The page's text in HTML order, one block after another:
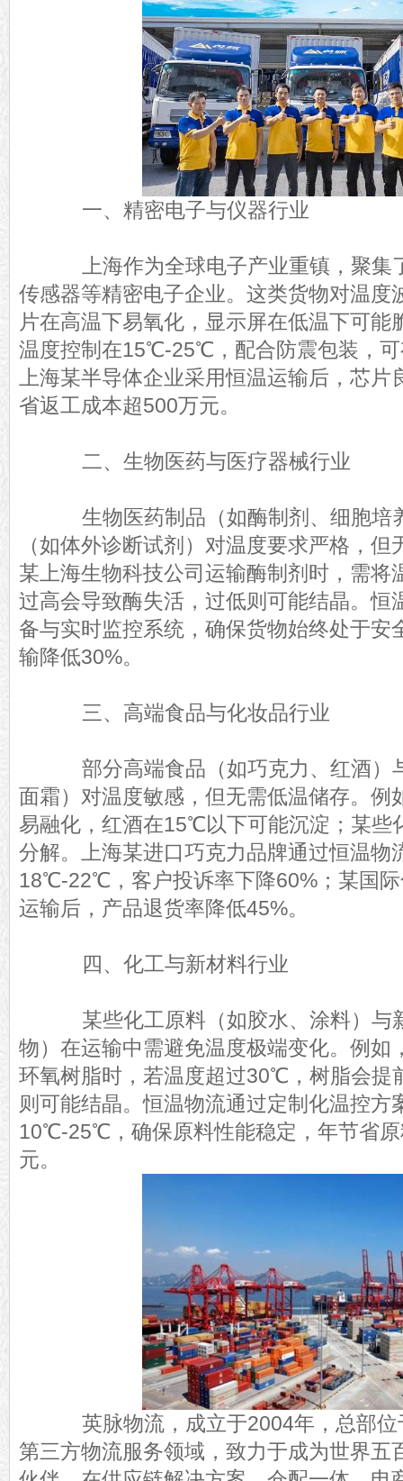
一、精密电子与仪器行业
上海作为全球电子产业重镇，聚集
传感器等精密电子企业。这类货物对温度
片在高温下易氧化，显示屏在低温下可能
温度控制在15℃-25℃，配合防震包装，
上海某半导体企业采用恒温运输后，芯
省返工成本超500万元。
二、生物医药与医疗器械行业
生物医药制品（如酶制剂、细胞培
（如体外诊断试剂）对温度要求严格，
某上海生物科技公司运输酶制剂时，需
过高会导致酶失活，过低则可能结晶。恒
备与实时监控系统，确保货物始终处于安
输降低30%。
三、高端食品与化妆品行业
部分高端食品（如巧克力、红酒）
面霜）对温度敏感，但无需低温储存。
易融化，红酒在15℃以下可能沉淀；某些
分解。上海某进口巧克力品牌通过恒温物
18℃-22℃，客户投诉率下降60%；某国
运输后，产品退货率降低45%。
四、化工与新材料行业
某些化工原料（如胶水、涂料）与
物）在运输中需避免温度极端变化。例如
环氧树脂时，若温度超过30℃，树脂会
则可能结晶。恒温物流通过定制化温控方
10℃-25℃，确保原料性能稳定，年节省
元。
英脉物流，成立于2004年，总部位
第三方物流服务领域，致力于成为世界五